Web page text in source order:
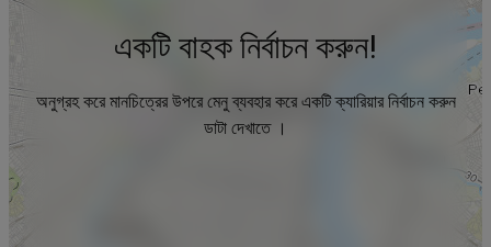
একটি বাহক নির্বাচন করুন!
অনুগ্রহ করে মানচিত্রের উপরে মেনু ব্যবহার করে একটি ক্যারিয়ার নির্বাচন করুন
ডাটা দেখাতে ।